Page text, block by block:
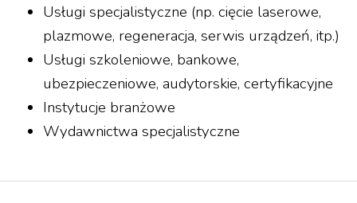
Usługi specjalistyczne (np. cięcie laserowe,
plazmowe, regeneracja, serwis urządzeń, itp.)
Usługi szkoleniowe, bankowe,
ubezpieczeniowe, audytorskie, certyfikacyjne
Instytucje branżowe
Wydawnictwa specjalistyczne